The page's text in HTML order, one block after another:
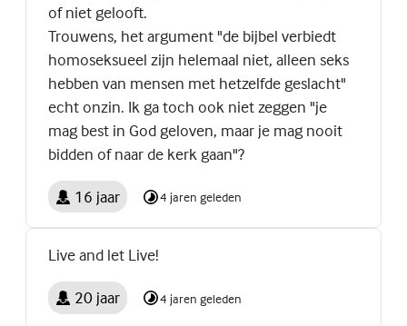
of niet gelooft.
Trouwens, het argument "de bijbel verbiedt
homoseksueel zijn helemaal niet, alleen seks
hebben van mensen met hetzelfde geslacht"
echt onzin. Ik ga toch ook niet zeggen "je
mag best in God geloven, maar je mag nooit
bidden of naar de kerk gaan"?
16 jaar 4 jaren geleden
Live and let Live!
20 jaar 4 jaren geleden